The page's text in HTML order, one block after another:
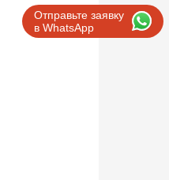
Отправьте заявку
в WhatsApp